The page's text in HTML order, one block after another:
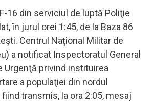
16 din serviciul de luptă Poliţie
în jurul orei 1:45, de la Baza 86
Centrul Naţional Militar de
a notificat Inspectoratul General
Urgenţă privind instituirea
a populaţiei din nordul
transmis, la ora 2:05, mesaj